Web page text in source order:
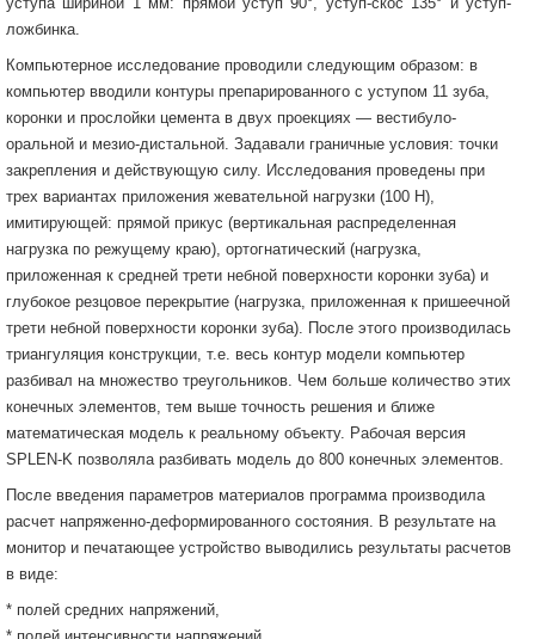
ложбинка.
Компьютерное исследование проводили следующим образом: в
компьютер вводили контуры препарированного с уступом 11 зуба,
коронки и прослойки цемента в двух проекциях — вестибуло-
оральной и мезио-дистальной. Задавали граничные условия: точки
закрепления и действующую силу. Исследования проведены при
трех вариантах приложения жевательной нагрузки (100 Н),
имитирующей: прямой прикус (вертикальная распределенная
нагрузка по режущему краю), ортогнатический (нагрузка,
приложенная к средней трети небной поверхности коронки зуба) и
глубокое резцовое перекрытие (нагрузка, приложенная к пришеечной
трети небной поверхности коронки зуба). После этого производилась
триангуляция конструкции, т.е. весь контур модели компьютер
разбивал на множество треугольников. Чем больше количество этих
конечных элементов, тем выше точность решения и ближе
математическая модель к реальному объекту. Рабочая версия
SPLEN-K позволяла разбивать модель до 800 конечных элементов.
После введения параметров материалов программа производила
расчет напряженно-деформированного состояния. В результате на
монитор и печатающее устройство выводились результаты расчетов
в виде:
* полей средних напряжений,